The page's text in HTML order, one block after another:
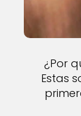
¿Por
Estas